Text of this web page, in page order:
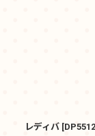
レディバ [DP5512